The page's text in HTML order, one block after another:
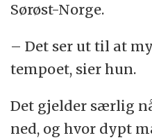
Sørøst-Norge.
– Det ser ut til at
tempoet, sier hun.
Det gjelder særlig
ned, og hvor dypt